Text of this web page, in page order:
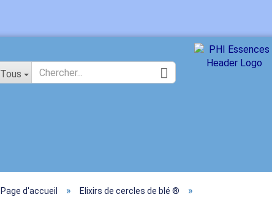
Changer de langue
Tous
Page d'accueil » Elixirs de cercles de blé ® »